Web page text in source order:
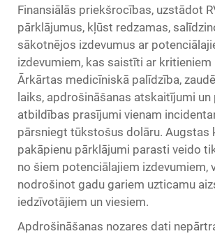
Finansiālās priekšrocības, uzstādot
pārklājumus, kļūst redzamas,
sākotnējos izdevumus ar
izdevumiem, kas saistīti ar kritieniem
Ārkārtas medicīniskā palīdzība,
laiks, apdrošināšanas atskaitījumi
atbildības prasījumi vienam
pārsniegt tūkstošus dolāru. Augstas
pakāpienu pārklājumi parasti veido
no šiem potenciālajiem izdevumiem,
nodrošinot gadu gariem uzticamu
iedzīvotājiem un viesiem.
Apdrošināšanas nozares dati